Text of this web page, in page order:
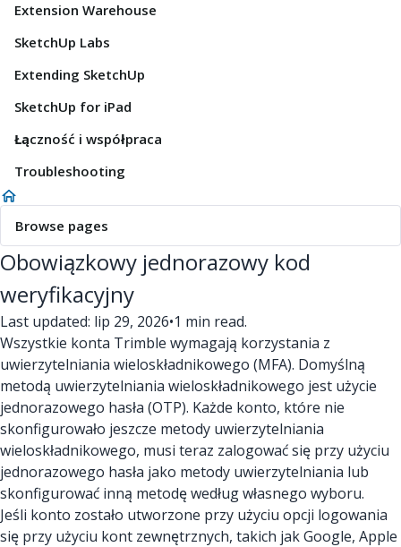
Extension Warehouse
SketchUp Labs
Extending SketchUp
SketchUp for iPad
Łączność i współpraca
Troubleshooting
Browse pages
Obowiązkowy jednorazowy kod
weryfikacyjny
Last updated: lip 29, 2026•1 min read.
Wszystkie konta Trimble wymagają korzystania z
uwierzytelniania wieloskładnikowego (MFA). Domyślną
metodą uwierzytelniania wieloskładnikowego jest użycie
jednorazowego hasła (OTP). Każde konto, które nie
skonfigurowało jeszcze metody uwierzytelniania
wieloskładnikowego, musi teraz zalogować się przy użyciu
jednorazowego hasła jako metody uwierzytelniania lub
skonfigurować inną metodę według własnego wyboru.
Jeśli konto zostało utworzone przy użyciu opcji logowania
się przy użyciu kont zewnętrznych, takich jak Google, Apple